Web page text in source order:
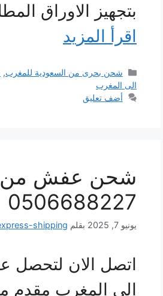
بتجهيز الاوراق
اقرأ المزيد
التصنيفات
شحن بحرى من السعودية للمغرب,
الى المغرب
أضف تعليق
شحن عفش من
0506688227
يونيو 7, 2025 بقلم shipping
اتصل الان
الى المغرب مقدم